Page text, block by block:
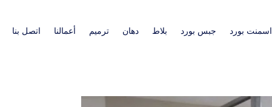
اسمنت بورد جبس بورد بلاط دهان ترميم أعمالنا اتصل بنا